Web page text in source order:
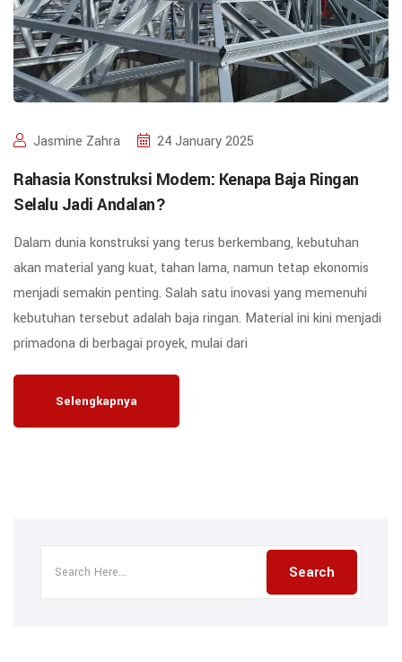
Jasmine Zahra 24 January 2025
Rahasia Konstruksi Modern: Kenapa Baja Ringan
Selalu Jadi Andalan?
Dalam dunia konstruksi yang terus berkembang, kebutuhan
akan material yang kuat, tahan lama, namun tetap ekonomis
menjadi semakin penting. Salah satu inovasi yang memenuhi
kebutuhan tersebut adalah baja ringan. Material ini kini menjadi
primadona di berbagai proyek, mulai dari
Selengkapnya